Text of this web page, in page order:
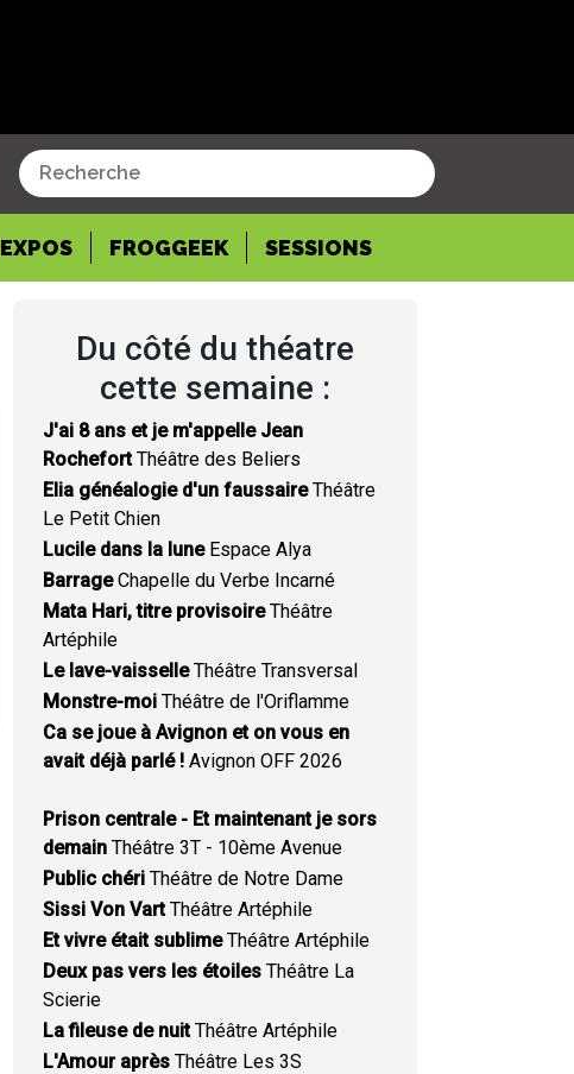
EXPOS FROGGEEK SESSIONS
Du côté du théatre
cette semaine :
J'ai 8 ans et je m'appelle Jean
RochefortThéâtre des Beliers
Elia généalogie d'un faussaireThéâtre
Le Petit Chien
Lucile dans la luneEspace Alya
BarrageChapelle du Verbe Incarné
Mata Hari, titre provisoireThéâtre
Artéphile
Le lave-vaisselleThéâtre Transversal
Monstre-moi Théâtre de l'Oriflamme
Ca se joue à Avignon et on vous en
avait déjà parlé ! Avignon OFF 2026
Prison centrale - Et maintenant je sors
demain Théâtre 3T - 10ème Avenue
Public chéri Théâtre de Notre Dame
Sissi Von VartThéâtre Artéphile
Et vivre était sublimeThéâtre Artéphile
Deux pas vers les étoiles Théâtre La
Scierie
La fileuse de nuitThéâtre Artéphile
L'Amour après Théâtre Les 3S